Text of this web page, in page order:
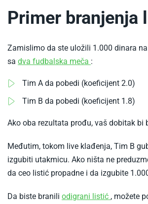
Primer branjenja
Zamislimo da ste uložili 1.000 dinara
sa dva fudbalska meča -
se
kladiti
fudbal
:
Tim A da pobedi (koeficijent 2.0)
Tim B da pobedi (koeficijent 1.8)
Ako oba rezultata prođu, vaš dobitak bi
Međutim, tokom live klađenja, Tim B
izgubiti utakmicu. Ako ništa ne
da ceo listić propadne i da izgubite
Da biste branili odigrani listić -, možete